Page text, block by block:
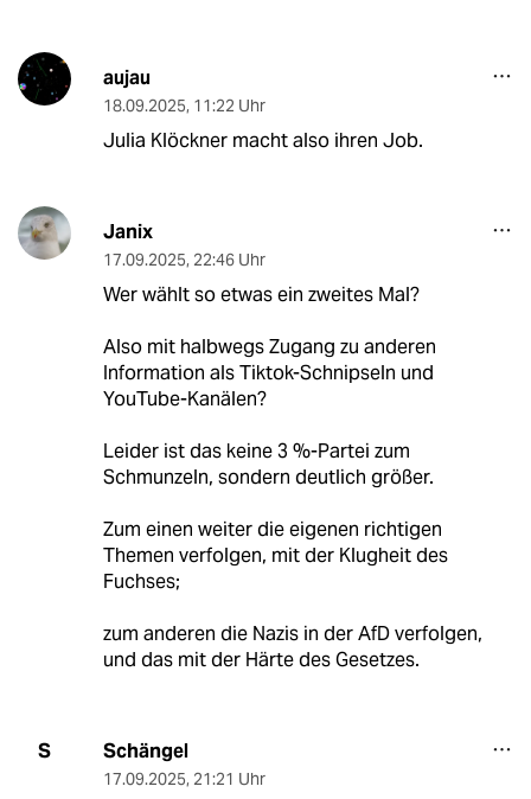
aujau
18.09.2025, 11:22 Uhr
Julia Klöckner macht also ihren Job.
Janix
17.09.2025, 22:46 Uhr
Wer wählt so etwas ein zweites Mal?
Also mit halbwegs Zugang zu anderen
Information als Tiktok-Schnipseln und
YouTube-Kanälen?
Leider ist das keine 3 %-Partei zum
Schmunzeln, sondern deutlich größer.
Zum einen weiter die eigenen richtigen
Themen verfolgen, mit der Klugheit des
Fuchses;
zum anderen die Nazis in der AfD verfolgen,
und das mit der Härte des Gesetzes.
S Schängel
17.09.2025, 21:21 Uhr